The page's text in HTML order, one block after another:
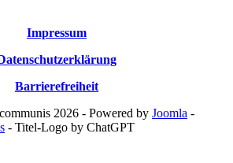
Impressum
Barrierefreiheit
2026 - Powered by Joomla -
- Titel-Logo by ChatGPT